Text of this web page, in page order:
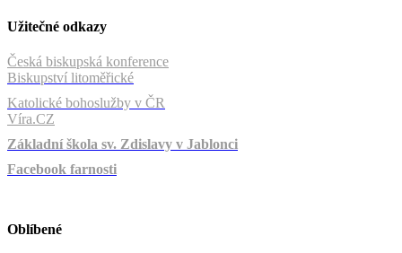
Užitečné odkazy
Česká biskupská konference
Biskupství litoměřické
Katolické bohoslužby v ČR
Víra.CZ
Základní škola sv. Zdislavy v Jablonci
Facebook farnosti
Oblíbené